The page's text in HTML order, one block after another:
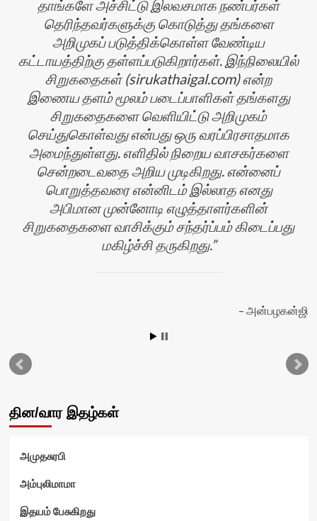
தாங்களே அச்சிட்டு இலவசமாக நண்பர்கள்
தெரிந்தவர்களுக்கு கொடுத்து தங்களை
அறிமுகப் படுத்திக்கொள்ள வேண்டிய
கட்டாயத்திற்கு தள்ளப்படுகிறார்கள். இந்நிலையில்
சிறுகதைகள் (sirukathaigal.com) என்ற
இணைய தளம் மூலம் படைப்பாளிகள் தங்களது
சிறுகதைகளை வெளியிட்டு அறிமுகம்
செய்துகொள்வது என்பது ஒரு வரப்பிரசாதமாக
அமைந்துள்ளது. எளிதில் நிறைய வாசகர்களை
சென்றடைவதை அறிய முடிகிறது. என்னைப்
பொறுத்தவரை என்னிடம் இல்லாத எனது
அபிமான முன்னோடி எழுத்தாளர்களின்
சிறுகதைகளை வாசிக்கும் சந்தர்ப்பம் கிடைப்பது
மகிழ்ச்சி தருகிறது.
அன்பழகன்ஜி
தின/வார இதழ்கள்
அமுதசுரபி
அம்புலிமாமா
இதயம் பேசுகிறது